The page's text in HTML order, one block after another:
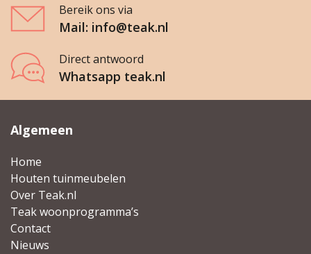
Bereik ons via
Mail: info@teak.nl
Direct antwoord
Whatsapp teak.nl
Algemeen
Home
Houten tuinmeubelen
Over Teak.nl
Teak woonprogramma’s
Contact
Nieuws